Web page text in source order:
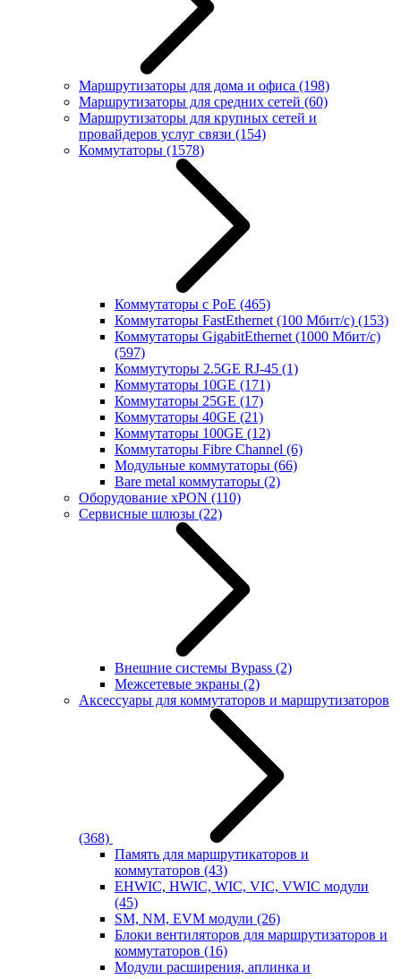
Маршрутизаторы для дома и офиса (198)
Маршрутизаторы для средних сетей (60)
Маршрутизаторы для крупных сетей и
провайдеров услуг связи (154)
Коммутаторы (1578)
Коммутаторы с PoE (465)
Коммутаторы FastEthernet (100 Мбит/с) (153)
Коммутаторы GigabitEthernet (1000 Мбит/с)
(597)
Коммутуторы 2.5GE RJ-45 (1)
Коммутаторы 10GE (171)
Коммутаторы 25GE (17)
Коммутаторы 40GE (21)
Коммутаторы 100GE (12)
Коммутаторы Fibre Channel (6)
Модульные коммутаторы (66)
Bare metal коммутаторы (2)
Оборудование xPON (110)
Сервисные шлюзы (22)
Внешние системы Bypass (2)
Межсетевые экраны (2)
Аксессуары для коммутаторов и маршрутизаторов
(368)
Память для маршрутикаторов и
коммутаторов (43)
EHWIC, HWIC, WIC, VIC, VWIC модули
(45)
SM, NM, EVM модули (26)
Блоки вентиляторов для маршрутизаторов и
коммутаторов (16)
Модули расширения, аплинка и